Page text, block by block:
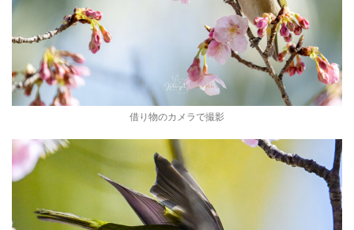
借り物のカメラで撮影